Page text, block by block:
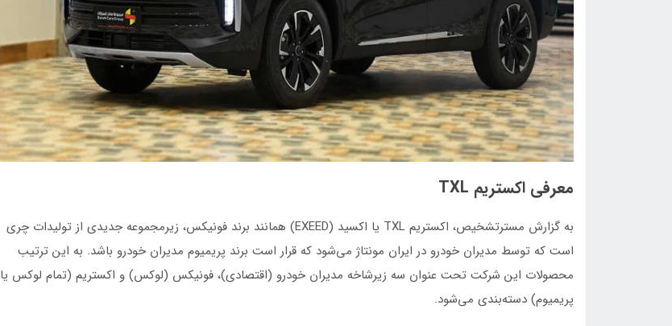
معرفی اکستریم TXL
به گزارش مسترتشخیص، اکستریم TXL یا اکسید (EXEED) همانند برند فونیکس، زیرمجموعه جدیدی از تولیدات چری
است که توسط مدیران خودرو در ایران مونتاژ می‌شود که قرار است برند پریمیوم مدیران خودرو باشد. به این ترتیب
محصولات این شرکت تحت عنوان سه زیرشاخه مدیران خودرو (اقتصادی)، فونیکس (لوکس) و اکستریم (تمام لوکس یا
پریمیوم) دسته‌بندی می‌شود.